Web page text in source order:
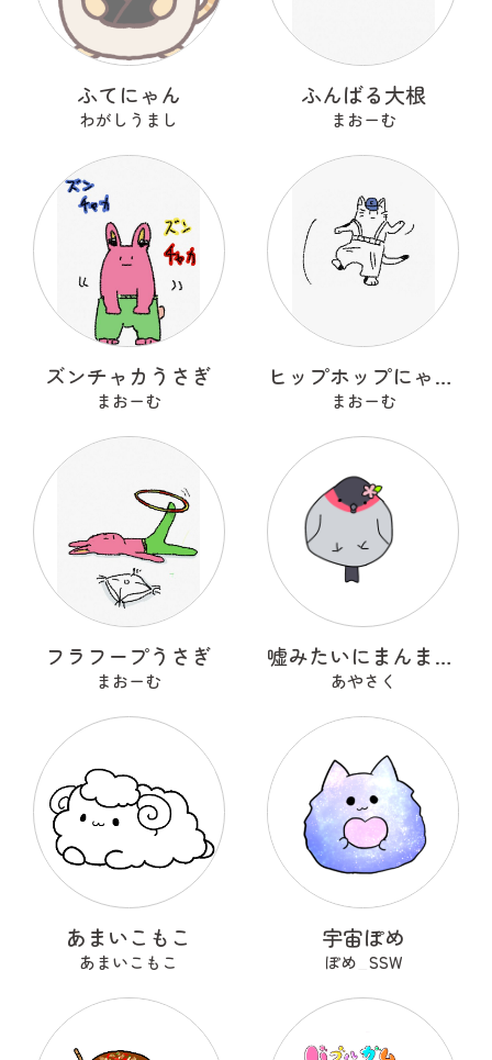
ふてにゃん
わがしうまし
ふんばる大根
まおーむ
ズンチャカうさぎ
まおーむ
ヒップホップにゃんこ
まおーむ
フラフープうさぎ
まおーむ
嘘みたいにまんまるなウソ
あやさく
あまいこもこ
あまいこもこ
宇宙ぽめ
ぽめ_SSW